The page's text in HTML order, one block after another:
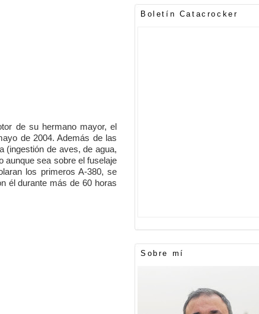
de su hermano mayor, el
de 2004. Además de las
(ingestión de aves, de agua,
aunque sea sobre el fuselaje
los primeros A-380, se
él durante más de 60 horas
Boletín Catacrocker
Sobre mí